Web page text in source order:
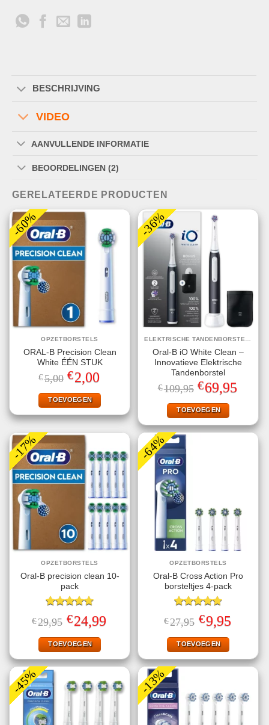
BESCHRIJVING
VIDEO
AANVULLENDE INFORMATIE
BEOORDELINGEN (2)
GERELATEERDE PRODUCTEN
-60%
OPZETBORSTELS
ORAL-B Precision Clean
White ÉÉN STUK
€5,00 Oorspronkelijke
prijs
was:
€5,00.
€2,00
is:
€2,00.
TOEVOEGEN
-36%
ELEKTRISCHE TANDENBORSTELS
Oral-B iO White Clean –
Innovatieve Elektrische
Tandenborstel
€109,95 Oorspronkelijke
prijs
was:
€109,95.
€69,95
TOEVOEGEN
-17%
OPZETBORSTELS
Oral-B precision clean 10-
pack
Gewaardeerd
4.70uit 5
€29,95 Oorspronkelijke
prijs
was:
€29,95.
€24,99Huidige
prijs
TOEVOEGEN
-64%
OPZETBORSTELS
Oral-B Cross Action Pro
borsteltjes 4-pack
Gewaardeerd
4.75uit 5
€27,95 Oorspronkelijke
prijs
was:
€27,95.
€9,95prijs
TOEVOEGEN
-45% -13%